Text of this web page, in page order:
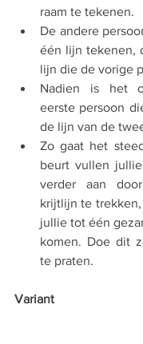
raam te tekenen.
De andere
één lijn tekenen,
lijn die de vorige
Nadien is het
eerste persoon
de lijn van de
Zo gaat het
beurt vullen
verder aan
krijtlijn te
jullie tot één
komen. Doe dit
te praten.
Variant